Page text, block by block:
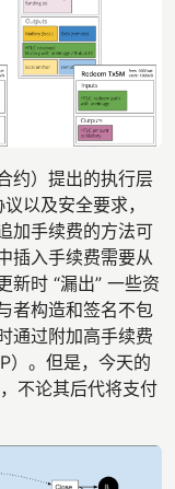
约）提出的执行层
以及安全要求，
加手续费的方法可
插入手续费需要从
新时 “漏出” 一些资
者构造和签名不包
通过附加高手续费
）。但是，今天的
不论其后代将支付